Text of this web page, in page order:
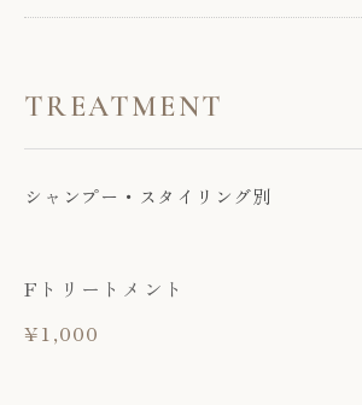
TREATMENT
シャンプー・スタイリング別
Fトリートメント
¥1,000